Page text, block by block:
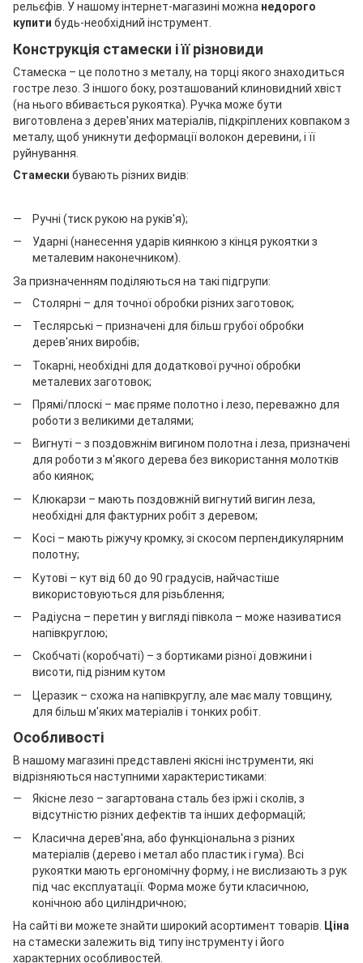
рельєфів. У нашому інтернет-магазині можна недорого
купити будь-необхідний інструмент.
Конструкція стамески і її різновиди
Стамеска – це полотно з металу, на торці якого знаходиться
гостре лезо. З іншого боку, розташований клиновидний хвіст
(на нього вбивається рукоятка). Ручка може бути
виготовлена з дерев'яних матеріалів, підкріплених ковпаком з
металу, щоб уникнути деформації волокон деревини, і її
руйнування.
Стамески бувають різних видів:
Ручні (тиск рукою на руків'я);
Ударні (нанесення ударів киянкою з кінця рукоятки з
металевим наконечником).
За призначенням поділяються на такі підгрупи:
Столярні – для точної обробки різних заготовок;
Теслярські – призначені для більш грубої обробки
дерев'яних виробів;
Токарні, необхідні для додаткової ручної обробки
металевих заготовок;
Прямі/плоскі – має пряме полотно і лезо, переважно для
роботи з великими деталями;
Вигнуті – з поздовжнім вигином полотна і леза, призначені
для роботи з м'якого дерева без використання молотків
або киянок;
Клюкарзи – мають поздовжній вигнутий вигин леза,
необхідні для фактурних робіт з деревом;
Косі – мають ріжучу кромку, зі скосом перпендикулярним
полотну;
Кутові – кут від 60 до 90 градусів, найчастіше
використовуються для різьблення;
Радіусна – перетин у вигляді півкола – може називатися
напівкруглою;
Скобчаті (коробчаті) – з бортиками різної довжини і
висоти, під різним кутом
Церазик – схожа на напівкруглу, але має малу товщину,
для більш м'яких матеріалів і тонких робіт.
Особливості
В нашому магазині представлені якісні інструменти, які
відрізняються наступними характеристиками:
Якісне лезо – загартована сталь без іржі і сколів, з
відсутністю різних дефектів та інших деформацій;
Класична дерев'яна, або функціональна з різних
матеріалів (дерево і метал або пластик і гума). Всі
рукоятки мають ергономічну форму, і не вислизають з рук
під час експлуатації. Форма може бути класичною,
конічною або циліндричною;
На сайті ви можете знайти широкий асортимент товарів.
Ціна
на стамески залежить від типу інструменту і його
характерних особливостей.